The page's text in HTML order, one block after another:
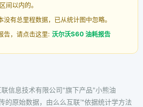
间以内的。
有总里程数据，已从统计图中忽略。
告，请点击这里: 沃尔沃S60 油耗报告
信息技术有限公司"旗下产品"小熊油
的原始数据，由么么互联™依据统计学方法